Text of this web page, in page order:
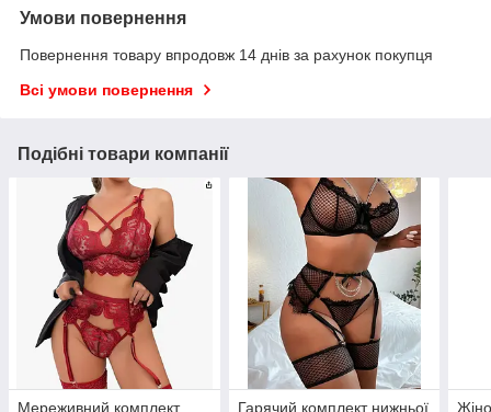
Умови повернення
Повернення товару впродовж 14 днів за рахунок покупця
Всі умови повернення
Подібні товари компанії
Мереживний комплект
Гарячий комплект нижньої